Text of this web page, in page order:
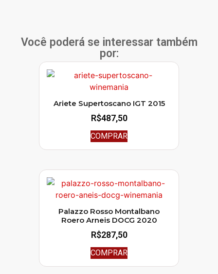
Você poderá se interessar também
por:
Ariete Supertoscano IGT 2015
R$487,50
COMPRAR
Palazzo Rosso Montalbano
Roero Arneis DOCG 2020
R$287,50
COMPRAR